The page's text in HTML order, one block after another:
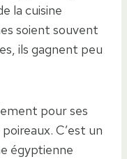
la cuisine
soient souvent
ils gagnent peu
pour ses
C’est un
égyptienne